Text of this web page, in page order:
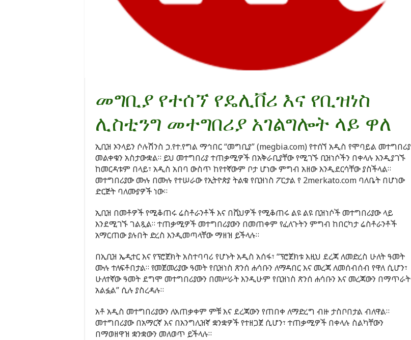
መግቢያ የተሰኘ የዴሊቨሪ እና የቢዝነስ
ሊስቲንግ መተግበሪያ አገልግሎት ላይ ዋለ
ኢቢዝ ኦንላይን ሶሉሽንስ ኃ.የተ.የግል ማኅበር “መግቢያ” (megbia.com) የተሰኘ አዲስ የሞባይል መተግበሪያ
መልቀቁን አስታውቋል። ይህ መተግበሪያ ተጠቃሚዎች በአቅራቢያቸው የሚገኙ ቢዝነሶችን በቀላሉ እንዲያገኙ
ከመርዳቱም በላይ፣ አዲስ አበባ ውስጥ ከየተኛውም ቦታ ሆነው ምግብ አዘው እንዲደርሳቸው ያስችላል።
መተግበሪያው ሙሉ በሙሉ የተሠራው የኢትዮጵያ ትልቁ የቢዝነስ ፖርታል የ 2merkato.com ባለቤት በሆነው
ድርጅት ባለሙያዎች ነው።
ኢቢዝ በመቶዎች የሚቆጠሩ ሬስቶራንቶች እና በሺህዎች የሚቆጠሩ ልዩ ልዩ ቢዝነሶች መተግበሪያው ላይ
እንደሚገኙ ገልጿል። ተጠቃሚዎች መተግበሪያውን በመጠቀም የፈለጉትን ምግብ ከበርካታ ሬስቶራንቶች
አማርጠው ያሉበት ድረስ እንዲመጣላቸው ማዘዝ ይችላሉ።
በኢቢዝ ኤዲተር እና የፕሮጀክት አስተባባሪ የሆኑት አዲስ አሰፋ፣ “ፕሮጀክቱ እዚህ ደረጃ ለመድረስ ሁለት ዓመት
ሙሉ ተለፍቶበታል። የመጀመሪያው ዓመት የቢዝነስ ጽንሰ ሐሳቡን ለማዳበር እና መረጃ ለመሰብሰብ የዋለ ሲሆን፣
ሁለተኛው ዓመት ደግሞ መተግበሪያውን በመሥራት እንዲሁም የቢዝነስ ጽንሰ ሐሳቡን እና መረጃውን በማጥራት
አልፏል” ሲሉ ያስረዳሉ።
አቶ አዲስ መተግበሪያውን ለአጠቃቀም ምቹ እና ደረጃውን የጠበቀ ለማድረግ ብዙ ታስቦበታል ብለዋል።
መተግበሪያው በአማርኛ እና በእንግሊዝኛ ቋንቋዎች የተዘጋጀ ሲሆን፣ ተጠቃሚዎች በቀላሉ ስልካቸውን
በማወዘዋዝ ቋንቋውን መለወጥ ይችላሉ።